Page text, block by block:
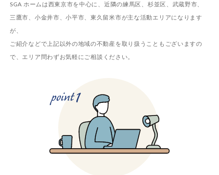
SGA ホームは西東京市を中心に、近隣の練馬区、杉並区、 武蔵野市、
三鷹市、小金井市、小平市、東久留米市が主な活動エリアになります
が、
ご紹介などで上記以外の地域の不動産を取り扱うこともございますの
で、 エリア問わずお気軽にご相談ください。